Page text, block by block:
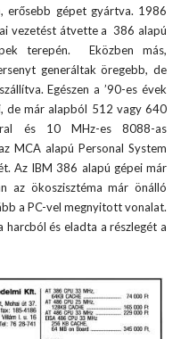
erősebb gépet gyártva. 1986
vezetést átvette a 386 alapú
terepén. Eközben más,
generáltak öregebb, de
Egészen a ’90-es évek
de már alapból 512 vagy 640
és 10 MHz-es 8088-as
MCA alapú Personal System
Az IBM 386 alapú gépei már
az ökoszisztéma már önálló
a PC-vel megnyitott vonalat.
harcból és eladta a részlegét a